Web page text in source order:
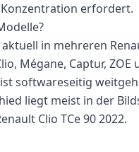
erfordert.
aktuell in mehreren
Mégane, Captur, ZOE
softwareseitig
liegt meist in der
Clio TCe 90 2022.